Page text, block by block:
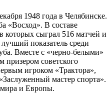
1948 года в Челябинске.
«Восход». В составе
которых сыграл 516 матчей и
показатель среди
Вместе с «черно-белыми»
призером советского
игроком «Трактора»,
мастер спорта».
и Европы.